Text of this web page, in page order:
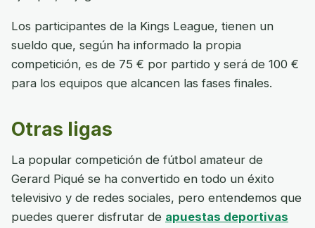
Los participantes de la Kings League, tienen un
sueldo que, según ha informado la propia
competición, es de 75 € por partido y será de 100 €
para los equipos que alcancen las fases finales.
Otras ligas
La popular competición de fútbol amateur de
Gerard Piqué se ha convertido en todo un éxito
televisivo y de redes sociales, pero entendemos que
puedes querer disfrutar de apuestas deportivas